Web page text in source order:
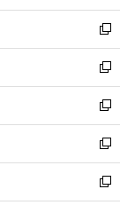
開
く
ウ
で
開
く
ン
ド
ウ
で
開
く
ウ
ィ
ン
ド
ウ
で
開
く
新
し
い
ウ
ィ
ン
ド
ウ
で
開
新
し
い
ウ
ィ
ン
ド
ウ
新
し
い
ウ
ィ
ン
新
し
い
ウ
新
し